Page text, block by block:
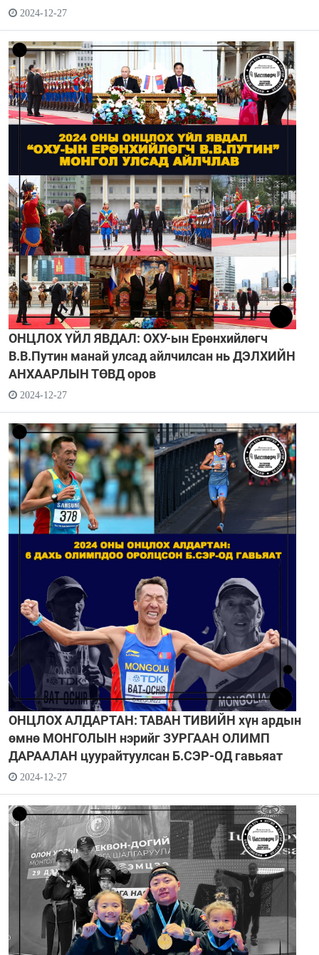
2024-12-27
ОНЦЛОХ ҮЙЛ ЯВДАЛ: ОХУ-ын Ерөнхийлөгч
В.В.Путин манай улсад айлчилсан нь ДЭЛХИЙН
АНХААРЛЫН ТӨВД оров
2024-12-27
ОНЦЛОХ АЛДАРТАН: ТАВАН ТИВИЙН хүн ардын
өмнө МОНГОЛЫН нэрийг ЗУРГААН ОЛИМП
ДАРААЛАН цуурайтуулсан Б.СЭР-ОД гавьяат
2024-12-27